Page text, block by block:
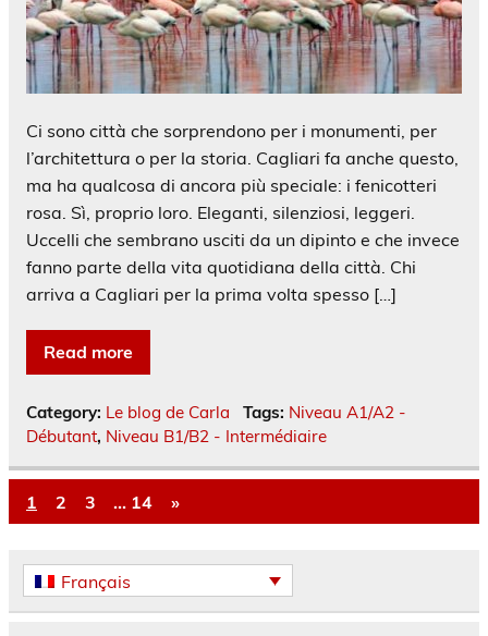
Ci sono città che sorprendono per i monumenti, per
l’architettura o per la storia. Cagliari fa anche questo,
ma ha qualcosa di ancora più speciale: i fenicotteri
rosa. Sì, proprio loro. Eleganti, silenziosi, leggeri.
Uccelli che sembrano usciti da un dipinto e che invece
fanno parte della vita quotidiana della città. Chi
arriva a Cagliari per la prima volta spesso […]
Read more
Category: Le blog de Carla Tags: Niveau A1/A2 -
Débutant, Niveau B1/B2 - Intermédiaire
1 2 3 … 14 »
Français